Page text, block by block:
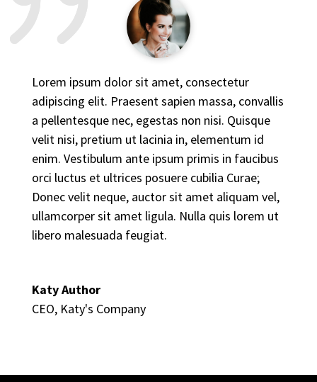
Lorem ipsum dolor sit amet, consectetur
adipiscing elit. Praesent sapien massa, convallis
a pellentesque nec, egestas non nisi. Quisque
velit nisi, pretium ut lacinia in, elementum id
enim. Vestibulum ante ipsum primis in faucibus
orci luctus et ultrices posuere cubilia Curae;
Donec velit neque, auctor sit amet aliquam vel,
ullamcorper sit amet ligula. Nulla quis lorem ut
libero malesuada feugiat.
Katy Author
CEO, Katy's Company